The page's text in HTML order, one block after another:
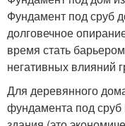
Фундамент под сруб
долговечное
время стать
негативных влияний
Для деревянного
фундамента под